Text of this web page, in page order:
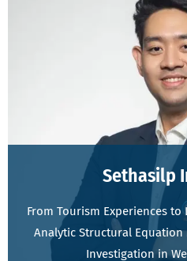
Sethasilp
From Tourism Experiences
Analytic Structural
Investigation in